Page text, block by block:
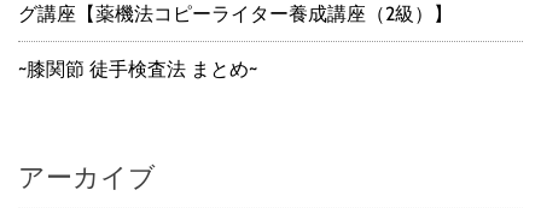
グ講座【薬機法コピーライター養成講座（2級）】
~膝関節 徒手検査法 まとめ~
アーカイブ